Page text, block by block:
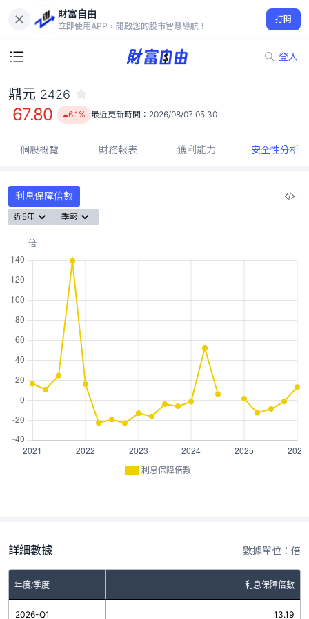
財富自由
立即使用APP，開啟您的股市智慧導航！
打開
登入
67.80
6.1%
鼎元 2426
67.80 6.1% 最近更新時間： 2026/08/07 05:30
個股概覽 財務報表 獲利能力 安全性分析
利息保障倍數
近5年 季報
利息保障倍數
詳細數據 數據單位：倍
年度/季度 利息保障倍數
2026-Q1 13.19